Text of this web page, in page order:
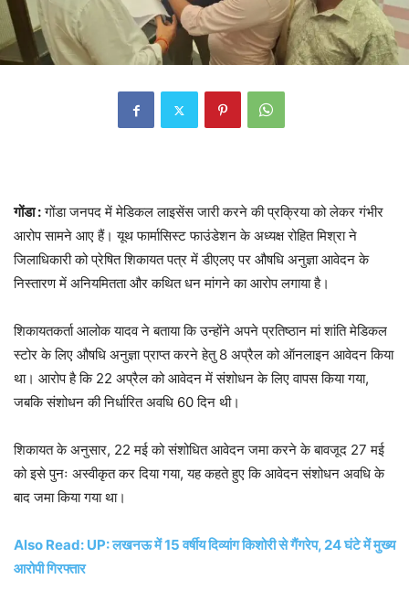
गोंडा :गोंडा जनपद में मेडिकल लाइसेंस जारी करने की प्रक्रिया को लेकर गंभीर
आरोप सामने आए हैं। यूथ फार्मासिस्ट फाउंडेशन के अध्यक्ष रोहित मिश्रा ने
जिलाधिकारी को प्रेषित शिकायत पत्र में डीएलए पर औषधि अनुज्ञा आवेदन के
निस्तारण में अनियमितता और कथित धन मांगने का आरोप लगाया है।
शिकायतकर्ता आलोक यादव ने बताया कि उन्होंने अपने प्रतिष्ठान मां शांति मेडिकल
स्टोर के लिए औषधि अनुज्ञा प्राप्त करने हेतु 8 अप्रैल को ऑनलाइन आवेदन किया
था। आरोप है कि 22 अप्रैल को आवेदन में संशोधन के लिए वापस किया गया,
जबकि संशोधन की निर्धारित अवधि 60 दिन थी।
शिकायत के अनुसार, 22 मई को संशोधित आवेदन जमा करने के बावजूद 27 मई
को इसे पुनः अस्वीकृत कर दिया गया, यह कहते हुए कि आवेदन संशोधन अवधि के
बाद जमा किया गया था।
Also Read: UP: लखनऊ में 15 वर्षीय दिव्यांग किशोरी से गैंगरेप, 24 घंटे में मुख्य
आरोपी गिरफ्तार